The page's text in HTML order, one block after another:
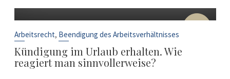
10
Arbeitsrecht, Beendigung des Arbeitsverhältnisses
Kündigung im Urlaub erhalten. Wie
reagiert man sinnvollerweise?